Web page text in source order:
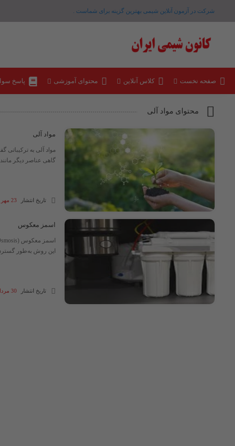
شرکت در آزمون آنلاین شیمی بهترین گزینه برای شماست .
صفحه نخست کلاس آنلاین محتوای آموزشی پاسخ
محتوای مواد آلی
مواد آلی
مواد آلی به ترکیباتی
گاهی عناصر دیگر
تاریخ انتشار 23 مهر 1404
اسمز معکوس
این روش به‌طور
تاریخ انتشار 30 مرداد 1404